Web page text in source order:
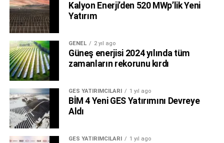
Kalyon Enerji’den 520 MWp’lik Yeni
Yatırım
GENEL 2 yıl ago
Güneş enerjisi 2024 yılında tüm
zamanların rekorunu kırdı
GES YATIRIMCILARI 1 yıl ago
BİM 4 Yeni GES Yatırımını Devreye
Aldı
GES YATIRIMCILARI 1 yıl ago